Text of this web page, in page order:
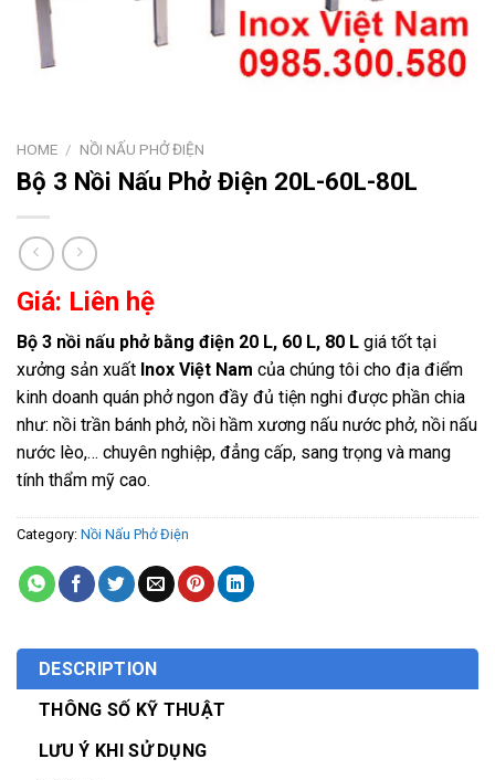
HOME / NỒI NẤU PHỞ ĐIỆN
Bộ 3 Nồi Nấu Phở Điện 20L-60L-80L
Giá: Liên hệ
Bộ 3 nồi nấu phở bằng điện 20 L, 60 L, 80 L giá tốt tại
xưởng sản xuất Inox Việt Nam của chúng tôi cho địa điểm
kinh doanh quán phở ngon đầy đủ tiện nghi được phần chia
như: nồi trần bánh phở, nồi hầm xương nấu nước phở, nồi nấu
nước lèo,… chuyên nghiệp, đẳng cấp, sang trọng và mang
tính thẩm mỹ cao.
Category: Nồi Nấu Phở Điện
DESCRIPTION
THÔNG SỐ KỸ THUẬT
LƯU Ý KHI SỬ DỤNG